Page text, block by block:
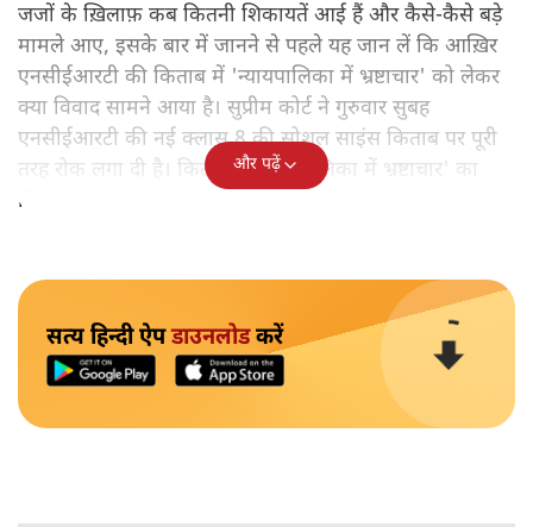
जजों के ख़िलाफ़ कब कितनी शिकायतें आई हैं और कैसे-कैसे बड़े
मामले आए, इसके बार में जानने से पहले यह जान लें कि आख़िर
एनसीईआरटी की किताब में 'न्यायपालिका में भ्रष्टाचार' को लेकर
क्या विवाद सामने आया है। सुप्रीम कोर्ट ने गुरुवार सुबह
एनसीईआरटी की नई क्लास 8 की सोशल साइंस किताब पर पूरी
तरह रोक लगा दी है। किताब में 'न्यायपालिका में भ्रष्टाचार' का
जिक्र करने पर कोर्ट बहुत नाराज हुआ।
और पढ़ें
सत्य हिन्दी ऐपडाउनलोडकरें